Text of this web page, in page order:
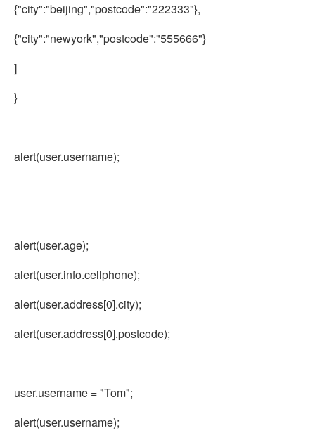
{"city":"beijing","postcode":"222333"},
{"city":"newyork","postcode":"555666"}
]
}
alert(user.username);
alert(user.age);
alert(user.info.cellphone);
alert(user.address[0].city);
alert(user.address[0].postcode);
user.username ="Tom";
alert(user.username);